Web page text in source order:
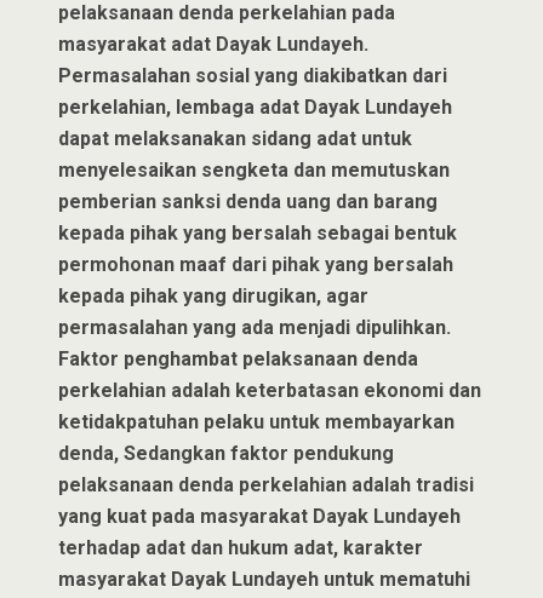
pelaksanaan denda perkelahian pada
masyarakat adat Dayak Lundayeh.
Permasalahan sosial yang diakibatkan dari
perkelahian, lembaga adat Dayak Lundayeh
dapat melaksanakan sidang adat untuk
menyelesaikan sengketa dan memutuskan
pemberian sanksi denda uang dan barang
kepada pihak yang bersalah sebagai bentuk
permohonan maaf dari pihak yang bersalah
kepada pihak yang dirugikan, agar
permasalahan yang ada menjadi dipulihkan.
Faktor penghambat pelaksanaan denda
perkelahian adalah keterbatasan ekonomi dan
ketidakpatuhan pelaku untuk membayarkan
denda, Sedangkan faktor pendukung
pelaksanaan denda perkelahian adalah tradisi
yang kuat pada masyarakat Dayak Lundayeh
terhadap adat dan hukum adat, karakter
masyarakat Dayak Lundayeh untuk mematuhi